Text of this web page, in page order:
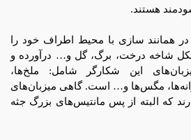
هستند.
در همانند سازی با محیط اطراف خود را
شاخه درخت، برگ، گل و… درآورده و
این شكارگر شامل: ملخ‌ها،
مگس‌ها و… است. گاهی میزبان‌های
که البته از پس مانتیس‌های بزرگ جثه